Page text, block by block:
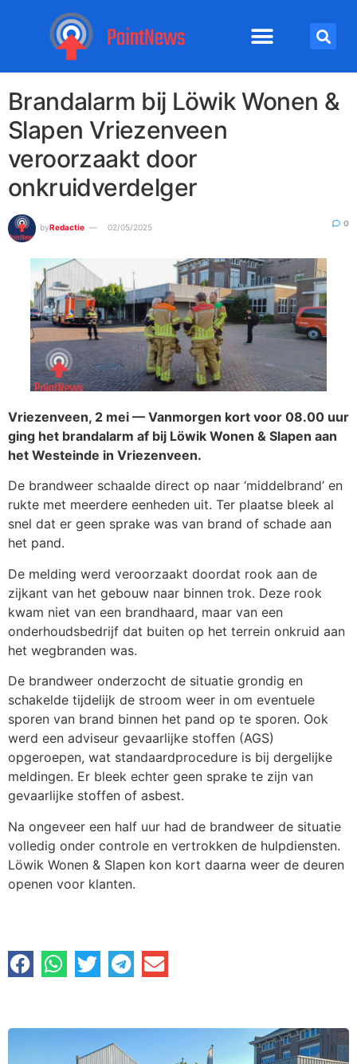
Brandalarm bij Löwik Wonen &
Slapen Vriezenveen
veroorzaakt door
onkruidverdelger
byRedactie 02/05/2025 0
Vriezenveen, 2 mei — Vanmorgen kort voor 08.00 uur
ging het brandalarm af bij Löwik Wonen & Slapen aan
het Westeinde in Vriezenveen.
De brandweer schaalde direct op naar ‘middelbrand’ en
rukte met meerdere eenheden uit. Ter plaatse bleek al
snel dat er geen sprake was van brand of schade aan
het pand.
De melding werd veroorzaakt doordat rook aan de
zijkant van het gebouw naar binnen trok. Deze rook
kwam niet van een brandhaard, maar van een
onderhoudsbedrijf dat buiten op het terrein onkruid aan
het wegbranden was.
De brandweer onderzocht de situatie grondig en
schakelde tijdelijk de stroom weer in om eventuele
sporen van brand binnen het pand op te sporen. Ook
werd een adviseur gevaarlijke stoffen (AGS)
opgeroepen, wat standaardprocedure is bij dergelijke
meldingen. Er bleek echter geen sprake te zijn van
gevaarlijke stoffen of asbest.
Na ongeveer een half uur had de brandweer de situatie
volledig onder controle en vertrokken de hulpdiensten.
Löwik Wonen & Slapen kon kort daarna weer de deuren
openen voor klanten.